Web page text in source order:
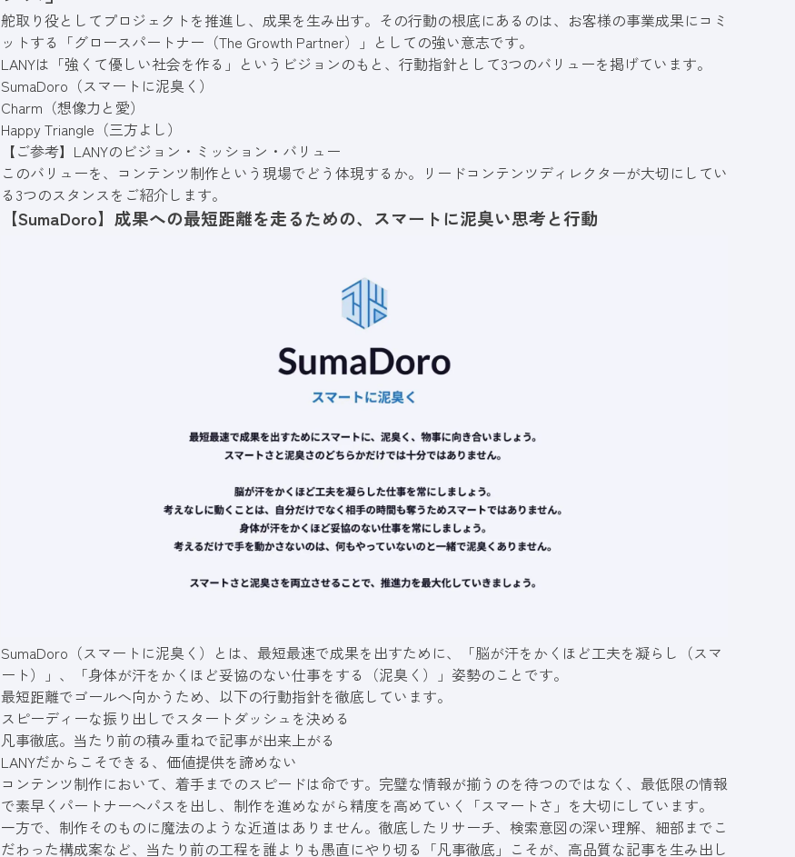
舵取り役としてプロジェクトを推進し、成果を生み出す。その行動の根底にあるのは、お客様の事業成果にコミ
ットする「グロースパートナー（The Growth Partner）」としての強い意志です。
LANYは「強くて優しい社会を作る」というビジョンのもと、行動指針として3つのバリューを掲げています。
SumaDoro（スマートに泥臭く）
Charm（想像力と愛）
Happy Triangle（三方よし）
【ご参考】 LANYのビジョン・ミッション・バリュー
このバリューを、コンテンツ制作という現場でどう体現するか。リードコンテンツディレクターが大切にしてい
る3つのスタンスをご紹介します。
【SumaDoro】成果への最短距離を走るための、スマートに泥臭い思考と行動
SumaDoro（スマートに泥臭く）とは、最短最速で成果を出すために、「脳が汗をかくほど工夫を凝らし（スマ
ート）」、「身体が汗をかくほど妥協のない仕事をする（泥臭く）」姿勢のことです。
最短距離でゴールへ向かうため、以下の行動指針を徹底しています。
スピーディーな振り出しでスタートダッシュを決める
凡事徹底。当たり前の積み重ねで記事が出来上がる
LANYだからこそできる、価値提供を諦めない
コンテンツ制作において、着手までのスピードは命です。完璧な情報が揃うのを待つのではなく、最低限の情報
で素早くパートナーへパスを出し、制作を進めながら精度を高めていく「スマートさ」を大切にしています。
一方で、制作そのものに魔法のような近道はありません。徹底したリサーチ、検索意図の深い理解、細部までこ
だわった構成案など、当たり前の工程を誰よりも愚直にやり切る「凡事徹底」こそが、高品質な記事を生み出し